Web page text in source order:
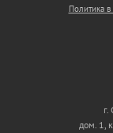
Политика
г.
дом. 1,